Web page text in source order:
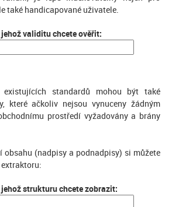
také handicapované uživatele.
validitu chcete ověřit:
existujících standardů mohou být také
které ačkoliv nejsou vynuceny žádným
prostředí vyžadovány a brány
(nadpisy a podnadpisy) si můžete
strukturu chcete zobrazit: